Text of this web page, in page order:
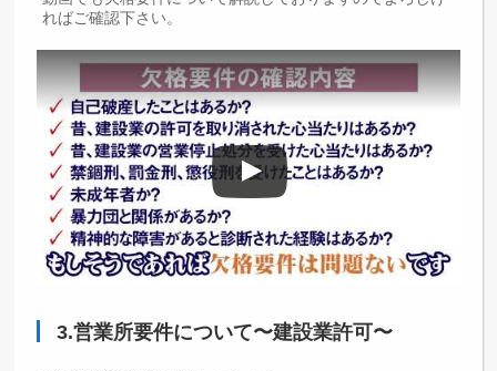
ればご確認下さい。
3.営業所要件について〜建設業許可〜